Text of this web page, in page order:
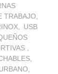
TRABAJO
USB